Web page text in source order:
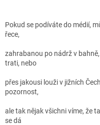
Pokud se podíváte do médií,
řece,
zahrabanou po nádrž v
trati, nebo
přes jakousi louži v jižních
pozornost,
ale tak nějak všichni víme, že
se dá